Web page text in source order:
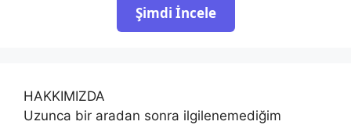
Şimdi İncele
HAKKIMIZDA
Uzunca bir aradan sonra ilgilenemediğim